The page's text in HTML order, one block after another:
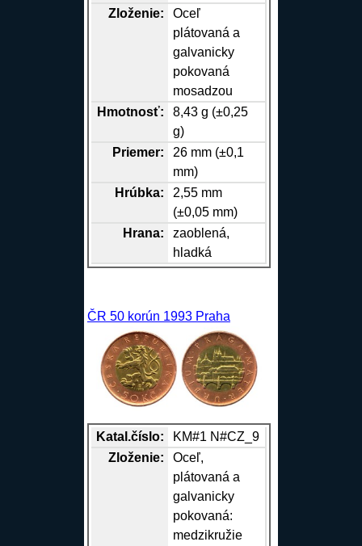
Zloženie:
Oceľ
plátovaná a
galvanicky
pokovaná
mosadzou
Hmotnosť:
8,43 g (±0,25
g)
Priemer:
26 mm (±0,1
mm)
Hrúbka:
2,55 mm
(±0,05 mm)
Hrana:
zaoblená,
hladká
ČR 50 korún 1993 Praha
Katal.číslo:
KM#1 N#CZ_9
Zloženie:
Oceľ,
plátovaná a
galvanicky
pokovaná:
medzikružie